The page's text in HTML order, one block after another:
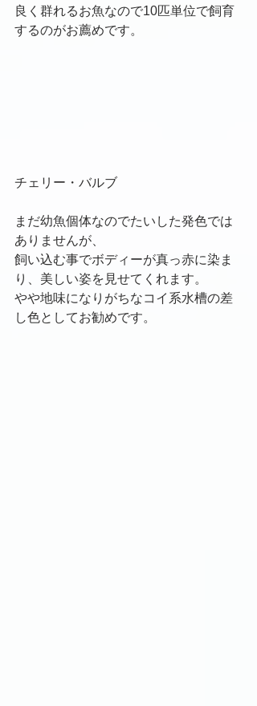
良く群れるお魚なので10匹単位で飼育
するのがお薦めです。
チェリー・バルブ
まだ幼魚個体なのでたいした発色では
ありませんが、
飼い込む事でボディーが真っ赤に染ま
り、美しい姿を見せてくれます。
やや地味になりがちなコイ系水槽の差
し色としてお勧めです。